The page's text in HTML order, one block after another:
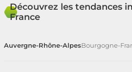
Découvrez les tendances
France
Auvergne-Rhône-AlpesBourgogne-